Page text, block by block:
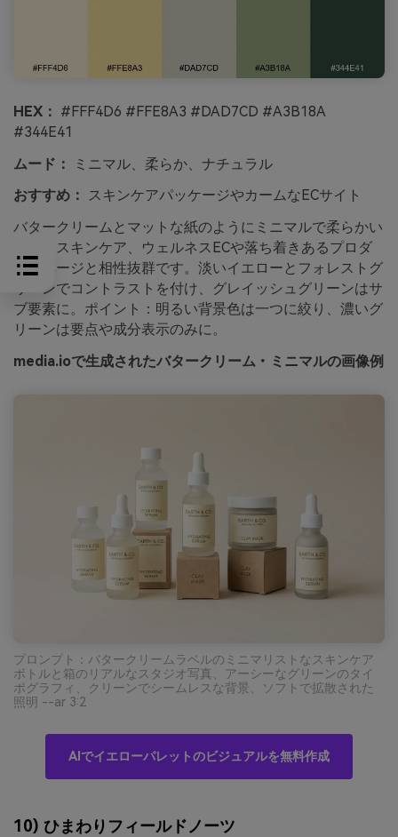
HEX： #FFF4D6 #FFE8A3 #DAD7CD #A3B18A
#344E41
ムード：
ミニマル、柔らか、ナチュラル
おすすめ： スキンケアパッケージやカームなECサイト
バタークリームとマットな紙のようにミニマルで柔らかい
印象。スキンケア、ウェルネスECや落ち着きあるプロダ
クトページと相性抜群です。淡いイエローとフォレストグ
リーンでコントラストを付け、グレイッシュグリーンはサ
ブ要素に。ポイント：明るい背景色は一つに絞り、濃いグ
リーンは要点や成分表示のみに。
media.ioで生成されたバタークリーム・ミニマルの画像例
プロンプト：バタークリームラベルのミニマリストなスキンケア
ボトルと箱のリアルなスタジオ写真、アーシーなグリーンのタイ
ポグラフィ、クリーンでシームレスな背景、ソフトで拡散された
照明 --ar 3:2
AIでイエローパレットのビジュアルを無料作成
10) ひまわりフィールドノーツ